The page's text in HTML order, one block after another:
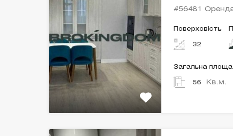
#56481
Поверховість
32
Загальна площа
56 Кв.м.